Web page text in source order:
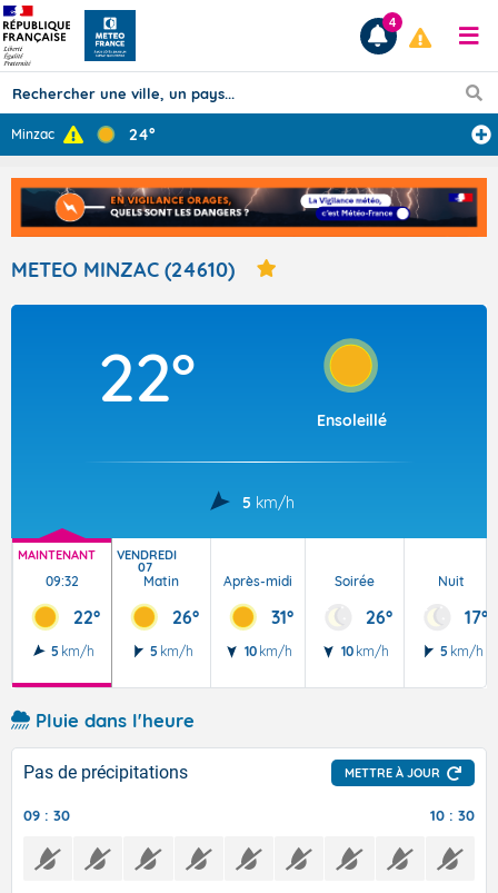
Prévisions
TOUS LES RÉSULTATS
Articles
4
Minzac 24°
METEO MINZAC (24610)
22°
Ensoleillé
5 km/h
MAINTENANT
09:32
22°
5 km/h
VENDREDI
07
Matin
26°
5 km/h
Après-midi
31°
10 km/h
Soirée
26°
10 km/h
Nuit
17°
5 km/h
Pluie dans l'heure
Pas de précipitations METTRE À JOUR
09 : 30 10 : 30